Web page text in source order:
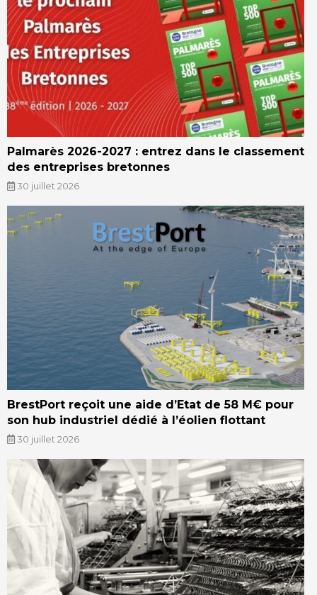
Palmarès 2026-2027 : entrez dans le classement
des entreprises bretonnes
30 juillet 2026
BrestPort reçoit une aide d’Etat de 58 M€ pour
son hub industriel dédié à l’éolien flottant
30 juillet 2026